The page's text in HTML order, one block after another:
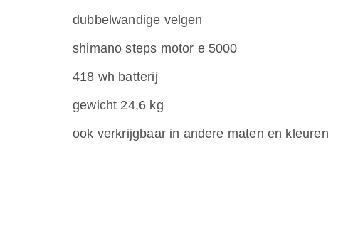
dubbelwandige velgen
shimano steps motor e 5000
418 wh batterij
gewicht 24,6 kg
ook verkrijgbaar in andere maten en kleuren